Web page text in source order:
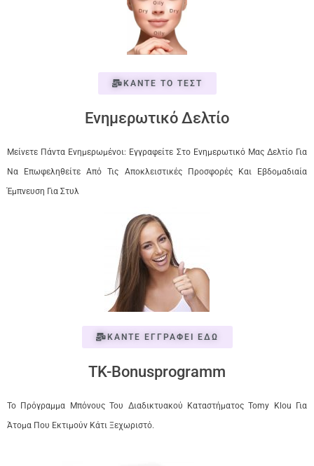
ΚΑΝΤΕ ΤΟ ΤΕΣΤ
Ενημερωτικό Δελτίο
Μείνετε Πάντα Ενημερωμένοι: Εγγραφείτε Στο Ενημερωτικό Μας Δελτίο Για
Να Επωφεληθείτε Από Τις Αποκλειστικές Προσφορές Και Εβδομαδιαία
Έμπνευση Για Στυλ
ΚΑΝΤΕ ΕΓΓΡΑΦΕΙ ΕΔΩ
TK-Bonusprogramm
Το Πρόγραμμα Μπόνους Του Διαδικτυακού Καταστήματος Tomy Klou Για
Άτομα Που Εκτιμούν Κάτι Ξεχωριστό.